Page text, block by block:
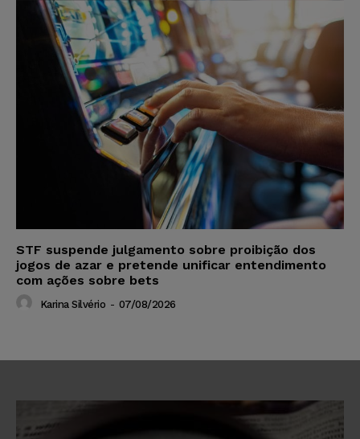
STF suspende julgamento sobre proibição dos
jogos de azar e pretende unificar entendimento
com ações sobre bets
Karina Silvério - 07/08/2026